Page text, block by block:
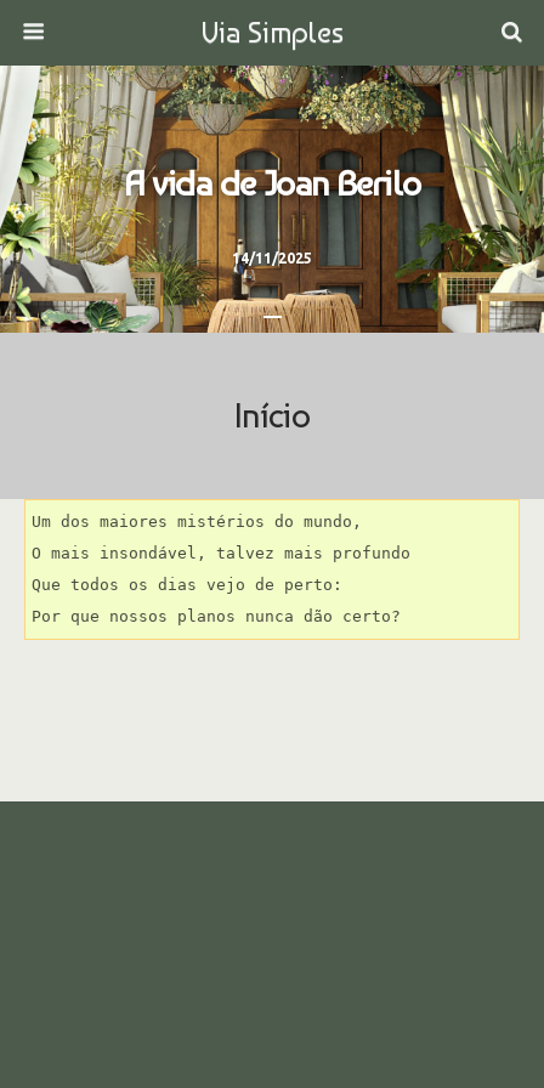
Via Simples
14/11/2025
A vida de Joan Berilo
Início
Um dos maiores mistérios do mundo,
O mais insondável, talvez mais profundo
Que todos os dias vejo de perto:
Por que nossos planos nunca dão certo?